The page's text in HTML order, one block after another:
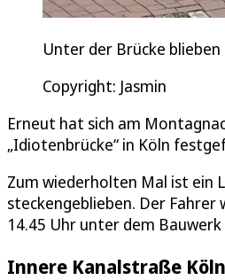
Unter der Brücke
Copyright: Jasmin
Erneut hat sich am
„Idiotenbrücke“ in Köln
Zum wiederholten Mal ist ein
steckengeblieben. Der Fahrer
14.45 Uhr unter dem
Innere Kanalstraße